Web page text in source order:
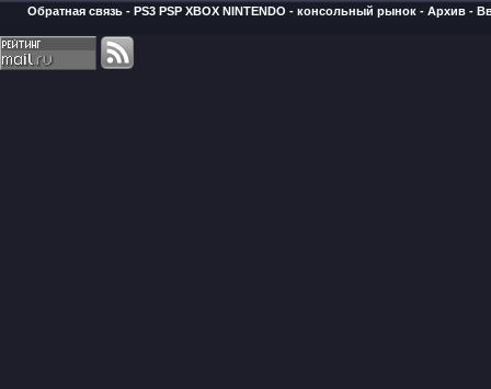
Обратная связь - PS3 PSP XBOX NINTENDO - консольный рынок - Архив -